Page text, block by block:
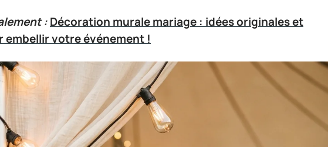
:Décoration murale mariage : idées originales et
embellir votre événement !